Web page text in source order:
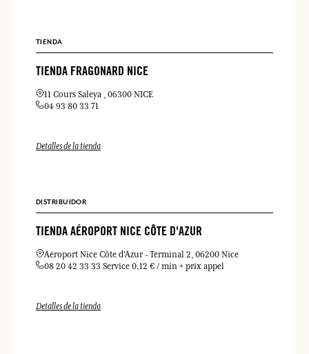
TIENDA
TIENDA FRAGONARD NICE
11 Cours Saleya
06300 NICE
04 93 80 33 71
Detalles de la tienda
DISTRIBUIDOR
TIENDA AÉROPORT NICE CÔTE D'AZUR
Aéroport Nice Côte d'Azur Terminal 2 06200 Nice
08 20 42 33 33 Service 0,12 € / min + prix appel
Detalles de la tienda